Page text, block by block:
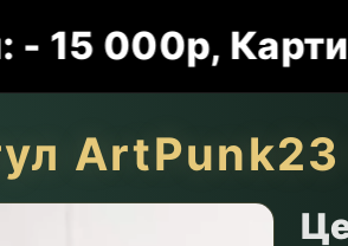
000р, Картины: